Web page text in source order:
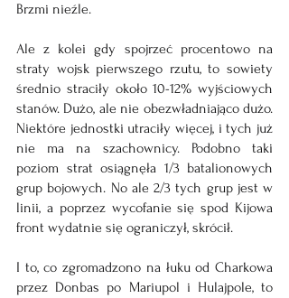
Brzmi nieźle.
Ale z kolei gdy spojrzeć procentowo na
straty wojsk pierwszego rzutu, to sowiety
średnio straciły około 10-12% wyjściowych
stanów. Dużo, ale nie obezwładniająco dużo.
Niektóre jednostki utraciły więcej, i tych już
nie ma na szachownicy. Podobno taki
poziom strat osiągnęła 1/3 batalionowych
grup bojowych. No ale 2/3 tych grup jest w
linii, a poprzez wycofanie się spod Kijowa
front wydatnie się ograniczył, skrócił.
I to, co zgromadzono na łuku od Charkowa
przez Donbas po Mariupol i Hulajpole, to